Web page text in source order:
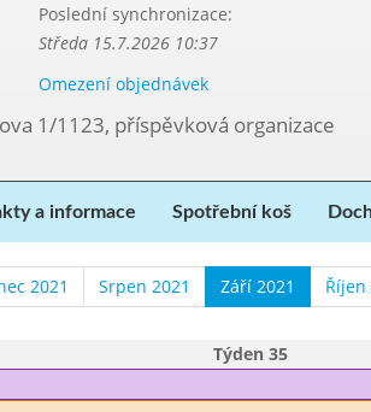
Poslední synchronizace:
Středa 15.7.2026 10:37
Omezení objednávek
1/1123, příspěvková organizace
a informace Spotřební koš
2021 Srpen 2021 Září 2021 Říjen
Týden 35